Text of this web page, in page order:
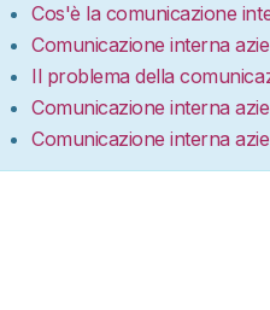
Cos'è la comunicazione
Comunicazione interna
Il problema della
Comunicazione interna
Comunicazione interna